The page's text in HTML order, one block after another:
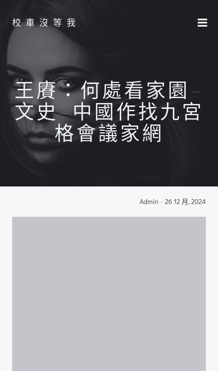
校車沒等我
王賡：何處看家園–
文史–中國作找九宮
格會議家網
Admin - 26 12 月, 2024